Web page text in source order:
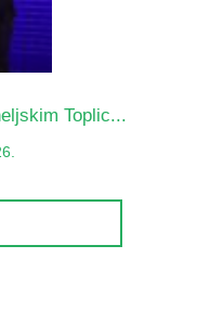
Toplic...